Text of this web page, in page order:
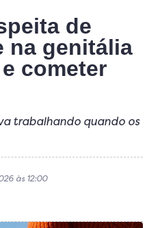
de
na genitália
cometer
trabalhando quando os
às 12:00